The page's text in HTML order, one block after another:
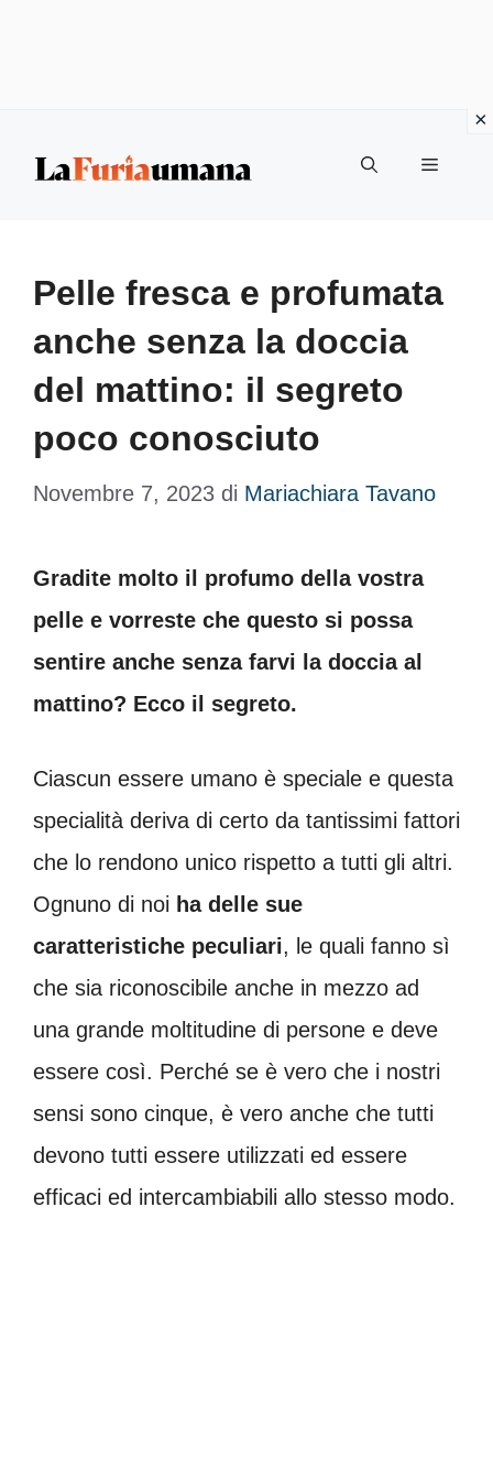
Menu
Pelle fresca e profumata
anche senza la doccia
del mattino: il segreto
poco conosciuto
Novembre 7, 2023 di Mariachiara Tavano
Gradite molto il profumo della vostra
pelle e vorreste che questo si possa
sentire anche senza farvi la doccia al
mattino? Ecco il segreto.
Ciascun essere umano è speciale e questa
specialità deriva di certo da tantissimi fattori
che lo rendono unico rispetto a tutti gli altri.
Ognuno di noi ha delle sue
caratteristiche peculiari, le quali fanno sì
che sia riconoscibile anche in mezzo ad
una grande moltitudine di persone e deve
essere così. Perché se è vero che i nostri
sensi sono cinque, è vero anche che tutti
devono tutti essere utilizzati ed essere
efficaci ed intercambiabili allo stesso modo.